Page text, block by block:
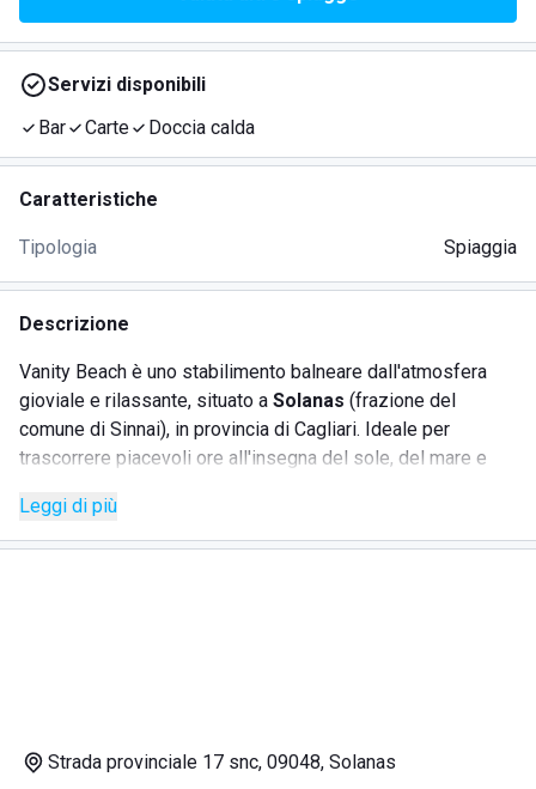
Servizi disponibili
Bar
Carte Doccia calda
Caratteristiche
Tipologia Spiaggia
Descrizione
Vanity Beach è uno stabilimento balneare dall'atmosfera
gioviale e rilassante, situato a Solanas (frazione del
comune di Sinnai), in provincia di Cagliari. Ideale per
trascorrere piacevoli ore all'insegna del sole, del mare e
natura rigogliosa tipica del Mediterraneo.
Tra i servizi offerti da Vanity Beach è possibile annoverare:
•area attrezzata con tavoli, sedie e gazebo
Leggi di più
Strada provinciale 17 snc, 09048, Solanas